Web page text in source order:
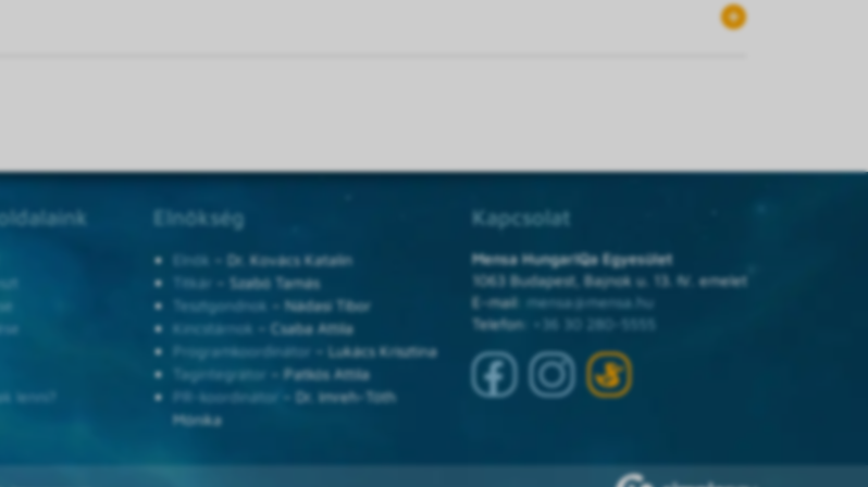
lenni?
Elnökség
Elnök – Dr. Kovács Katalin
Titkár – Szabó Tamás
Tesztgondnok – Nádasi Tibor
Kincstárnok – Csaba Attila
Programkoordinátor – Lukács Krisztina
Tagintegrátor – Patkós Attila
PR-koordinátor – Dr. Imreh-Tóth
Mónika
Kapcsolat
Mensa HungarIQa Egyesület
1063 Budapest, Bajnok u. 13. IV. emelet
E-mail: mensa@mensa.hu
Telefon:
+36 30 280-5555